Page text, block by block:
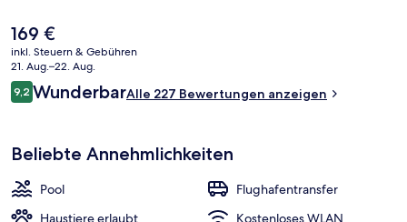
Der
aktuelle
Preis
beträgt
169 €.
169 €
inkl. Steuern & Gebühren
21. Aug.–22. Aug.
Bewertungen
9,29,2 von 10.
WunderbarAlle 227 Bewertungen anzeigen
Beliebte Annehmlichkeiten
Pool
Flughafentransfer
Haustiere erlaubt
Kostenloses WLAN